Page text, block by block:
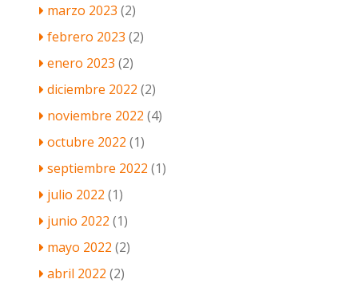
marzo 2023 (2)
febrero 2023 (2)
enero 2023 (2)
diciembre 2022 (2)
noviembre 2022 (4)
octubre 2022 (1)
septiembre 2022 (1)
julio 2022 (1)
junio 2022 (1)
mayo 2022 (2)
abril 2022 (2)